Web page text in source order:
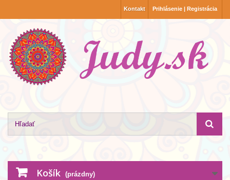
Prihlásenie | Registrácia
Kontakt
Košík (prázdny)